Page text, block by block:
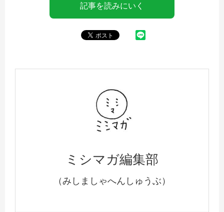
記事を読みにいく
ミシマガ編集部
（みしましゃへんしゅうぶ）